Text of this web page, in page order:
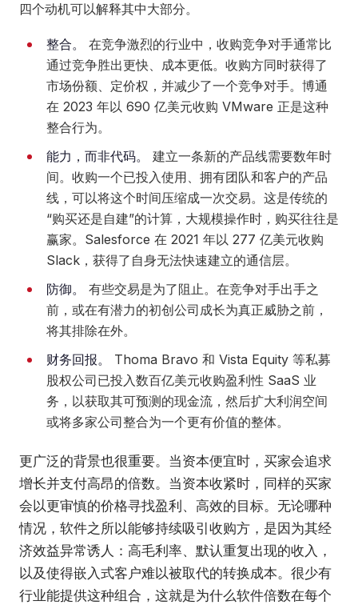
四个动机可以解释其中大部分。
整合。
在竞争激烈的行业中，收购竞争对手通常比
通过竞争胜出更快、成本更低。收购方同时获得了
市场份额、定价权，并减少了一个竞争对手。博通
在 2023 年以 690 亿美元收购 VMware 正是这种
整合行为。
能力，而非代码。
建立一条新的产品线需要数年时
间。收购一个已投入使用、拥有团队和客户的产品
线，可以将这个时间压缩成一次交易。这是传统的
“购买还是自建”的计算，大规模操作时，购买往往是
赢家。Salesforce 在 2021 年以 277 亿美元收购
Slack，获得了自身无法快速建立的通信层。
防御。
有些交易是为了阻止。在竞争对手出手之
前，或在有潜力的初创公司成长为真正威胁之前，
将其排除在外。
财务回报。
Thoma Bravo 和 Vista Equity 等私募
股权公司已投入数百亿美元收购盈利性 SaaS 业
务，以获取其可预测的现金流，然后扩大利润空间
或将多家公司整合为一个更有价值的整体。
更广泛的背景也很重要。当资本便宜时，买家会追求
增长并支付高昂的倍数。当资本收紧时，同样的买家
会以更审慎的价格寻找盈利、高效的目标。无论哪种
情况，软件之所以能够持续吸引收购方，是因为其经
济效益异常诱人：高毛利率、默认重复出现的收入，
以及使得嵌入式客户难以被取代的转换成本。很少有
行业能提供这种组合，这就是为什么软件倍数在每个